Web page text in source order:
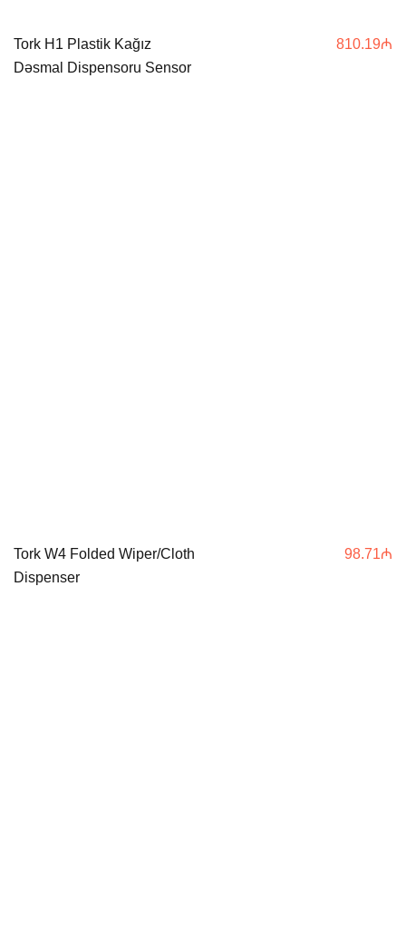
Tork H1 Plastik Kağız
Dəsmal Dispensoru Sensor
810.19₼
Tork W4 Folded Wiper/Cloth
Dispenser
98.71₼